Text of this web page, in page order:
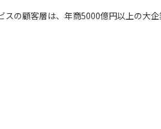
の顧客層は、年商5000億円以上の大
る分野に社内でキャリアを拡げるチャ
ての業務